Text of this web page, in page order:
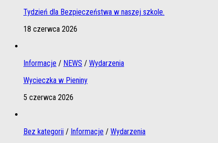
Tydzień dla Bezpieczeństwa w naszej szkole.
18 czerwca 2026
Informacje / NEWS / Wydarzenia
Wycieczka w Pieniny
5 czerwca 2026
Bez kategorii / Informacje / Wydarzenia